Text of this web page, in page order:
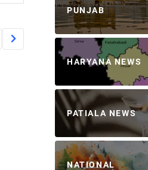
PUNJAB
HARYANA NEWS
PATIALA NEWS
NATIONAL